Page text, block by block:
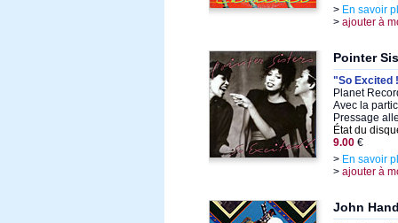
> En savoir
> ajouter à
Pointer
"So Excited
Planet
Avec la
Pressage
État du
9.00 €
> En savoir
> ajouter à
John